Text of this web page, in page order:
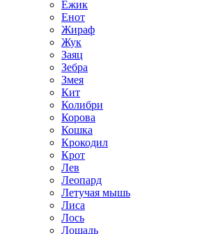
Ежик
Енот
Жираф
Жук
Заяц
Зебра
Змея
Кит
Колибри
Корова
Кошка
Крокодил
Крот
Лев
Леопард
Летучая мышь
Лиса
Лось
Лошадь